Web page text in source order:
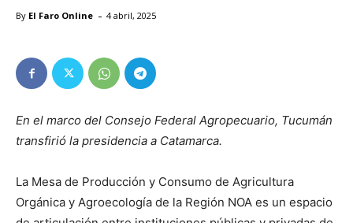
By El Faro Online - 4 abril, 2025
En el marco del Consejo Federal Agropecuario, Tucumán
transfirió la presidencia a Catamarca.
La Mesa de Producción y Consumo de Agricultura
Orgánica y Agroecología de la Región NOA es un espacio